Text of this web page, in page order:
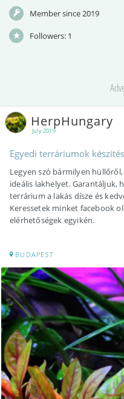
Member since 2019
Followers: 1
July 2019
HerpHungary
Egyedi terráriumok
Legyen szó bármilyen
ideális lakhelyet. Garantáljuk,
terrárium a lakás dísze és
Keressetek minket facebook
elérhetőségek egyikén.
BUDAPEST